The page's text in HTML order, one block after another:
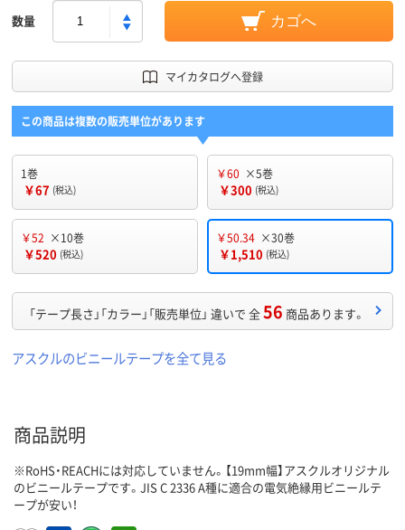
数量 カゴへ
マイカタログへ登録
この商品は複数の販売単位があります
1巻
￥67 (税込)
￥60 ×5巻
￥300 (税込)
￥52 ×10巻
￥520 (税込)
￥50.34 ×30巻
￥1,510 (税込)
「テープ長さ」「カラー」「販売単位」 違いで 全56 商品あります。
アスクルのビニールテープを全て見る
商品説明
※RoHS・REACHには対応していません。【19mm幅】アスクルオリジナル
のビニールテープです。JIS C 2336 A種に適合の電気絶縁用ビニールテ
ープが安い！